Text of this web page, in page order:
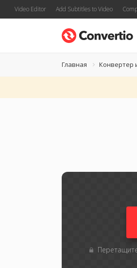
Video Editor Add Subtitles to Video
Главная Конвертер